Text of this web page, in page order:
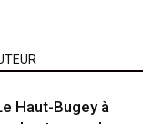
Haut-Bugey à